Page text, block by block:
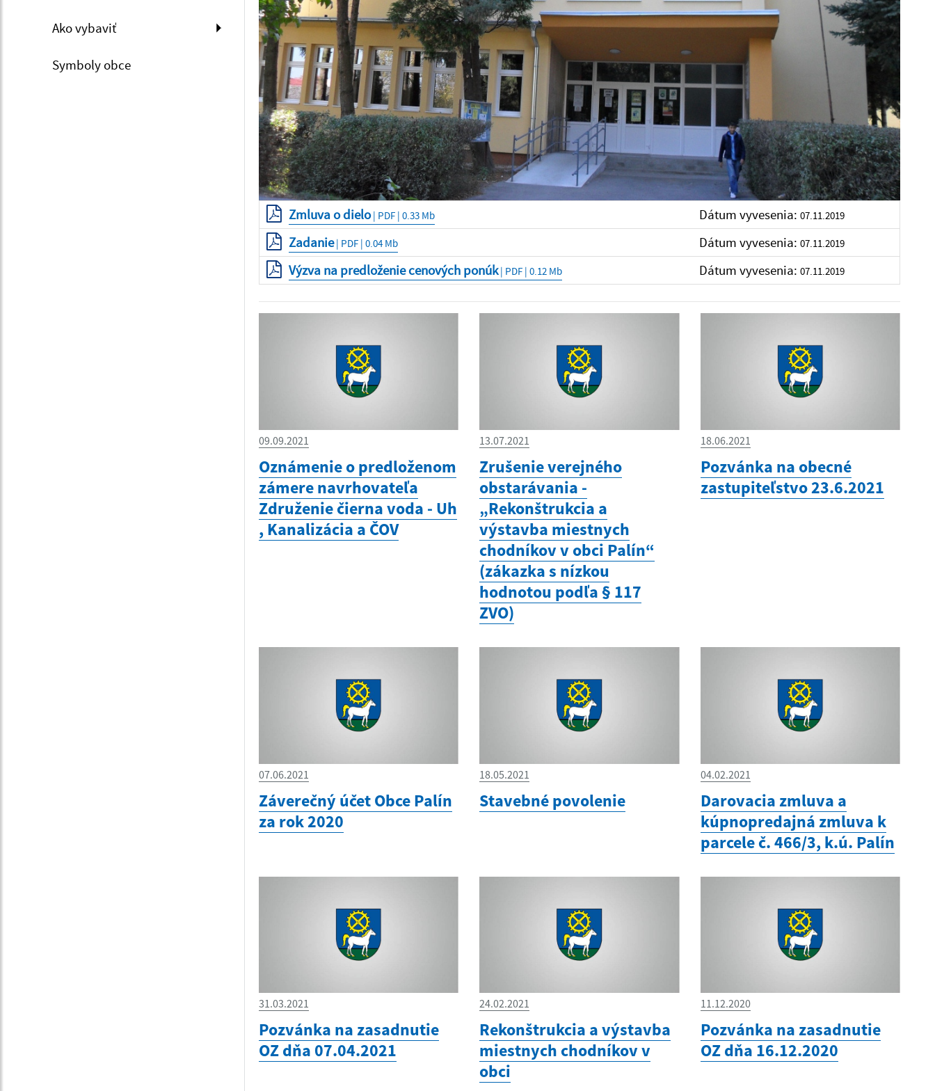
Ako vybaviť
Symboly obce
Zmluva o dielo| PDF | 0.33 Mb Dátum vyvesenia: 07.11.2019
Zadanie| PDF | 0.04 Mb Dátum vyvesenia: 07.11.2019
Výzva na predloženie cenových ponúk| PDF | 0.12 Mb Dátum vyvesenia: 07.11.2019
09.09.2021
Oznámenie o predloženom
zámere navrhovateľa
Združenie čierna voda - Uh
, Kanalizácia a ČOV
13.07.2021
Zrušenie verejného
obstarávania -
„Rekonštrukcia a
výstavba miestnych
chodníkov v obci Palín“
(zákazka s nízkou
hodnotou podľa § 117
ZVO)
18.06.2021
Pozvánka na obecné
zastupiteľstvo 23.6.2021
07.06.2021
Záverečný účet Obce Palín
za rok 2020
18.05.2021
Stavebné povolenie
04.02.2021
Darovacia zmluva a
kúpnopredajná zmluva k
parcele č. 466/3, k.ú. Palín
31.03.2021
Pozvánka na zasadnutie
OZ dňa 07.04.2021
24.02.2021
Rekonštrukcia a výstavba
miestnych chodníkov v
obci
11.12.2020
Pozvánka na zasadnutie
OZ dňa 16.12.2020